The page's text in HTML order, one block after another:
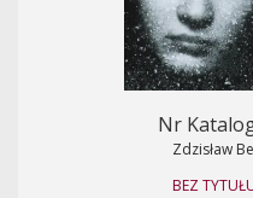
Nr
Zdzisław
BEZ